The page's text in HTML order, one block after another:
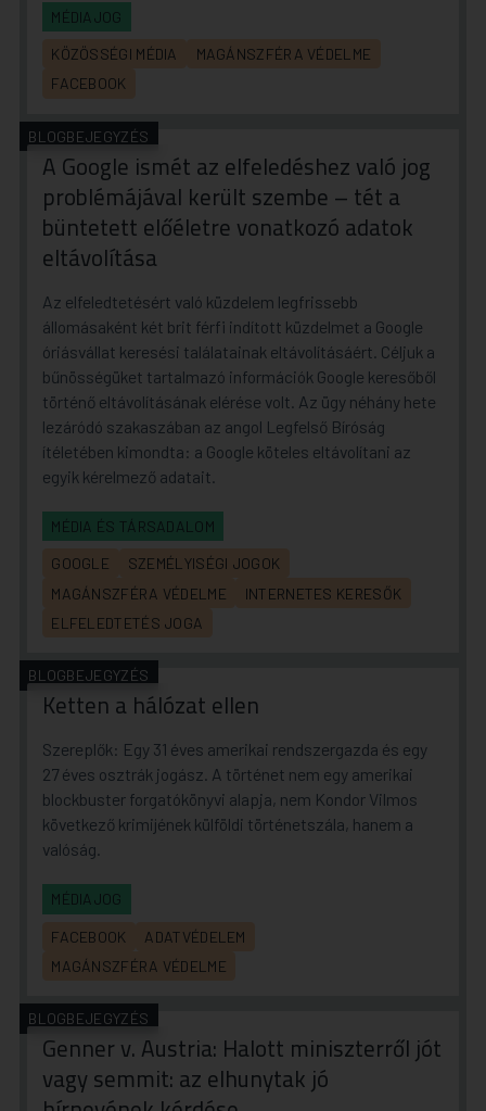
MÉDIAJOG
KÖZÖSSÉGI MÉDIA
MAGÁNSZFÉRA VÉDELME
FACEBOOK
BLOGBEJEGYZÉS
A Google ismét az elfeledéshez való jog
problémájával került szembe – tét a
büntetett előéletre vonatkozó adatok
eltávolítása
Az elfeledtetésért való küzdelem legfrissebb
állomásaként két brit férfi indított küzdelmet a Google
óriásvállat keresési találatainak eltávolításáért. Céljuk a
bűnösségüket tartalmazó információk Google keresőből
történő eltávolításának elérése volt. Az ügy néhány hete
lezáródó szakaszában az angol Legfelső Bíróság
ítéletében kimondta: a Google köteles eltávolítani az
egyik kérelmező adatait.
MÉDIA ÉS TÁRSADALOM
GOOGLE
SZEMÉLYISÉGI JOGOK
MAGÁNSZFÉRA VÉDELME
INTERNETES KERESŐK
ELFELEDTETÉS JOGA
BLOGBEJEGYZÉS
Ketten a hálózat ellen
Szereplők: Egy 31 éves amerikai rendszergazda és egy
27 éves osztrák jogász. A történet nem egy amerikai
blockbuster forgatókönyvi alapja, nem Kondor Vilmos
következő krimijének külföldi történetszála, hanem a
valóság.
MÉDIAJOG
FACEBOOK
ADATVÉDELEM
MAGÁNSZFÉRA VÉDELME
BLOGBEJEGYZÉS
Genner v. Austria: Halott miniszterről jót
vagy semmit: az elhunytak jó